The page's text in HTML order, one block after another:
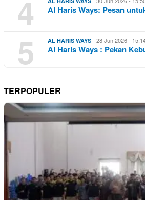
4 Al Haris Ways: Pesan
5 AL HARIS WAYS 28 Jun 2026 -
Al Haris Ways : Pekan
TERPOPULER